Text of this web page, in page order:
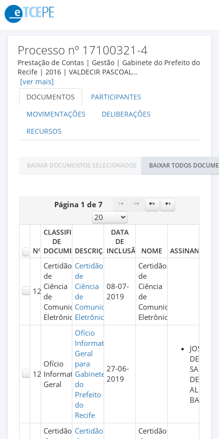
Processo nº 17100321-4
Prestação de Contas | Gestão | Gabinete do Prefeito do
Recife | 2016 | VALDECIR PASCOAL...
[ver mais]
DOCUMENTOS
PARTICIPANTES
MOVIMENTAÇÕES
DELIBERAÇÕES
RECURSOS
BAIXAR DOCUMENTOS SELECIONADOS BAIXAR TODOS
Página 1 de 7
N°
CLASSIFICAÇÃO
DE
DOCUMENTODESCRIÇÃO
DATA
DE
INCLUSÃO
NOME ASSINANTES
127
Certidão
de
Ciência
de
Comunicação
Eletrônica
Certidão
de
Ciência
de
Comunicação
Eletrônica
08-07-
2019
Certidão
de
Ciência
de
Comunicação
Eletrônica
126
Ofício
Informativo
Geral
Ofício
Informativo
Geral
para
Gabinete
do
Prefeito
do
Recife
27-06-
2019
JOSE
DE
BARROS
Certidão Certidão
Certidão